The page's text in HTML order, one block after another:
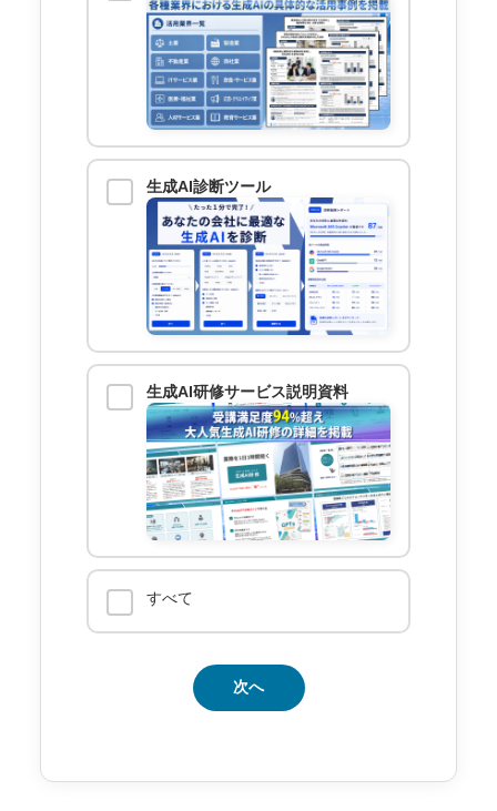
生成AI診断ツール
生成AI研修サービス説明資料
すべて
次へ